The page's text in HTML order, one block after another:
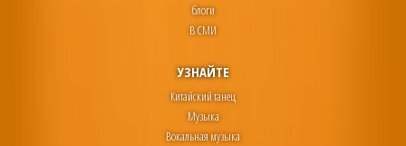
блоги
В СМИ
УЗНАЙТЕ
Китайский танец
Музыка
Вокальная музыка